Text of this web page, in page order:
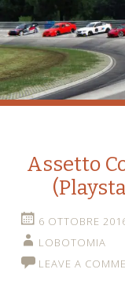
Assetto
6 OTTOBRE
LOBOTOMIA
LEAVE A